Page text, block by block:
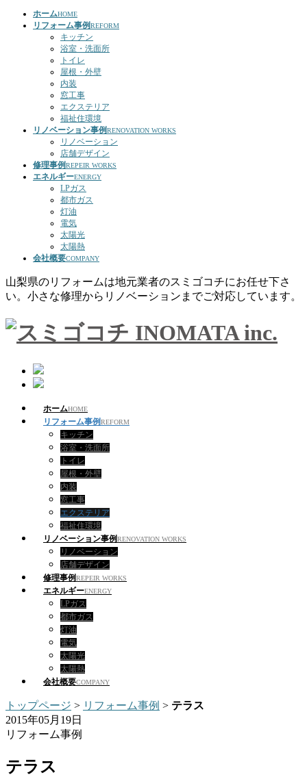
ホームHOME
リフォーム事例REFORM
キッチン
浴室・洗面所
トイレ
屋根・外壁
内装
窓工事
エクステリア
福祉住環境
リノベーション事例RENOVATION WORKS
リノベーション
店舗デザイン
修理事例REPEIR WORKS
エネルギーENERGY
LPガス
都市ガス
灯油
電気
太陽光
太陽熱
会社概要COMPANY
山梨県のリフォームは地元業者のスミゴコチにお任せ下さ
い。小さな修理からリノベーションまでご対応しています。
ホームHOME
リフォーム事例REFORM
キッチン
浴室・洗面所
トイレ
屋根・外壁
内装
窓工事
エクステリア
福祉住環境
リノベーション事例RENOVATION WORKS
リノベーション
店舗デザイン
修理事例REPEIR WORKS
エネルギーENERGY
LPガス
都市ガス
灯油
電気
太陽光
太陽熱
会社概要COMPANY
トップページ > リフォーム事例 > テラス
2015年05月19日
リフォーム事例
テラス